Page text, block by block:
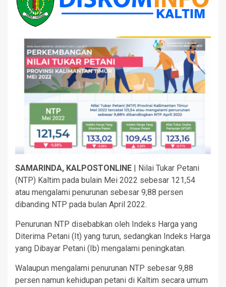
SAMARINDA, KALPOSTONLINE | Nilai Tukar Petani
(NTP) Kaltim pada bulain Mei 2022 sebesar 121,54
atau mengalami penurunan sebesar 9,88 persen
dibanding NTP pada bulan April 2022.
Penurunan NTP disebabkan oleh Indeks Harga yang
Diterima Petani (It) yang turun, sedangkan Indeks Harga
yang Dibayar Petani (Ib) mengalami peningkatan.
Walaupun mengalami penurunan NTP sebesar 9,88
persen namun kehidupan petani di Kaltim secara umum